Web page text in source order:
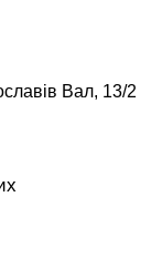
Вал, 13/2